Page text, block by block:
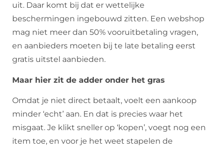
uit. Daar komt bij dat er wettelijke
beschermingen ingebouwd zitten. Een webshop
mag niet meer dan 50% vooruitbetaling vragen,
en aanbieders moeten bij te late betaling eerst
gratis uitstel aanbieden.
Maar hier zit de adder onder het gras
Omdat je niet direct betaalt, voelt een aankoop
minder ‘echt’ aan. En dat is precies waar het
misgaat. Je klikt sneller op ‘kopen’, voegt nog een
item toe, en voor je het weet stapelen de